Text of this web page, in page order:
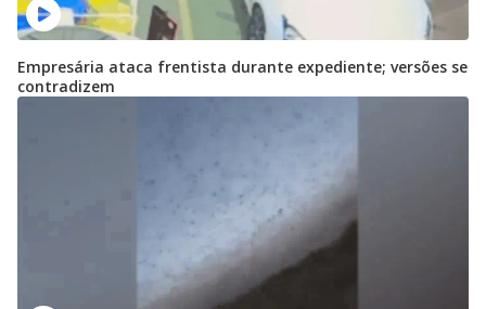
Empresária ataca frentista durante expediente; versões se
contradizem